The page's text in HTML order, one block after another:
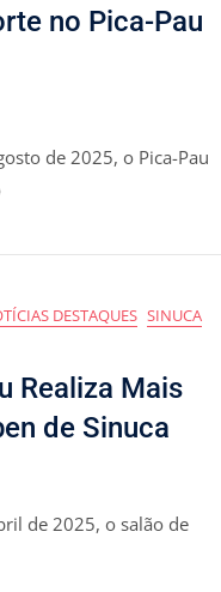
no Pica-Pau
de 2025, o Pica-Pau
DESTAQUES SINUCA
Realiza Mais
de Sinuca
de 2025, o salão de